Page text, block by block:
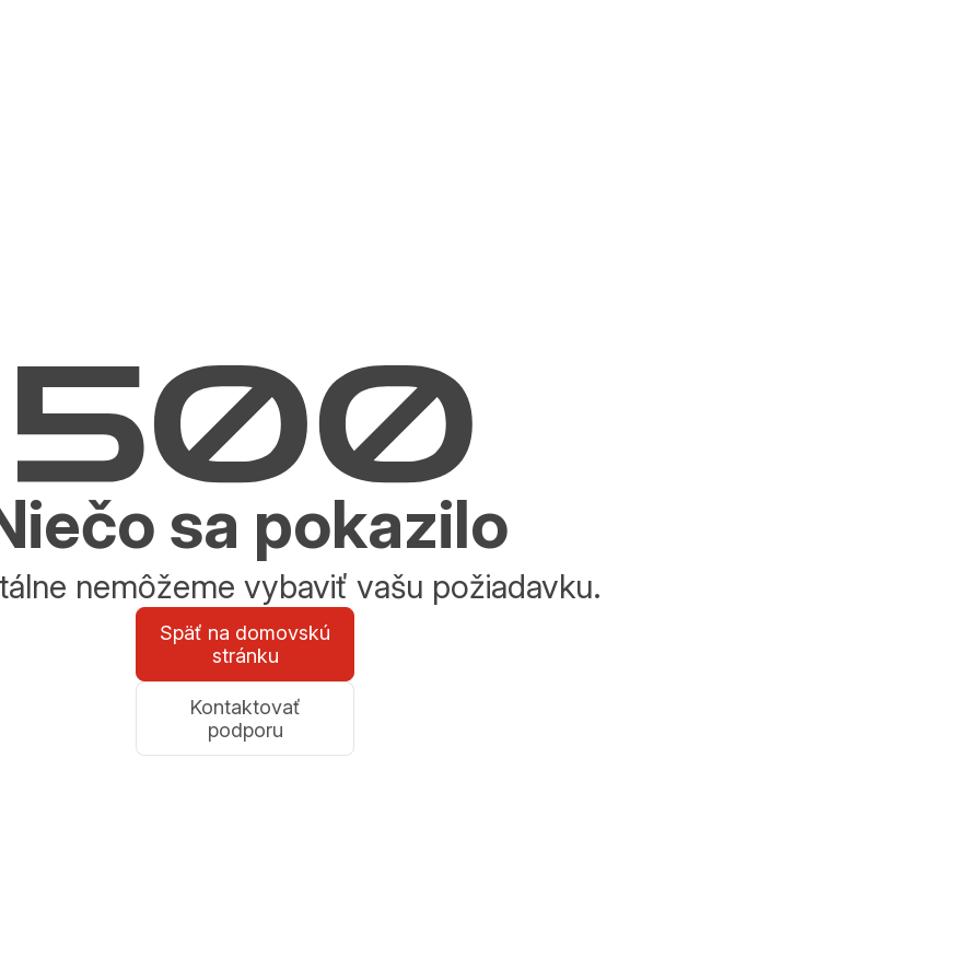
sa pokazilo
nemôžeme vybaviť vašu požiadavku.
Späť na domovskú
stránku
Kontaktovať
podporu